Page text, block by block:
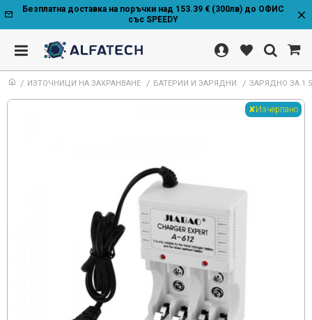
Безплатна доставка на поръчки над 153.39 € (300лв) до ОФИС
със SPEEDY
ИЗТОЧНИЦИ НА ЗАХРАНВАНЕ БАТЕРИИ И ЗАРЯДНИ ЗАРЯДНО ЗА
✘Изчерпано